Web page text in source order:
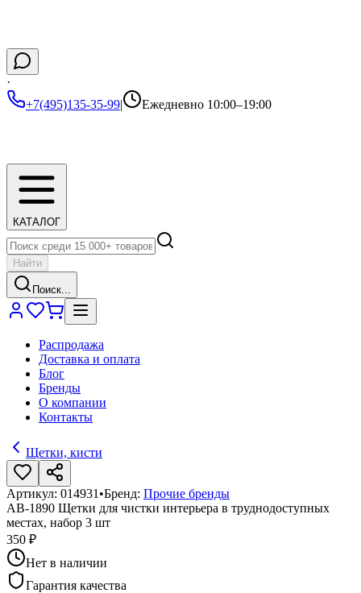
·
+7(495)135-35-99| Ежедневно 10:00–19:00
КАТАЛОГ
Найти
Поиск...
Распродажа
Доставка и оплата
Блог
Бренды
О компании
Контакты
Щетки, кисти
Артикул: 014931 •Бренд: Прочие бренды
AB-1890 Щетки для чистки интерьера в труднодоступных
местах, набор 3 шт
350 ₽
Нет в наличии
Гарантия качества